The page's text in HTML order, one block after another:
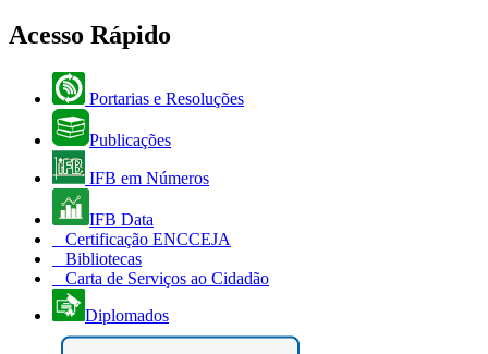
Acesso Rápido
Portarias e Resoluções
Publicações
IFB em Números
IFB Data
Certificação ENCCEJA
Bibliotecas
Carta de Serviços ao Cidadão
Diplomados